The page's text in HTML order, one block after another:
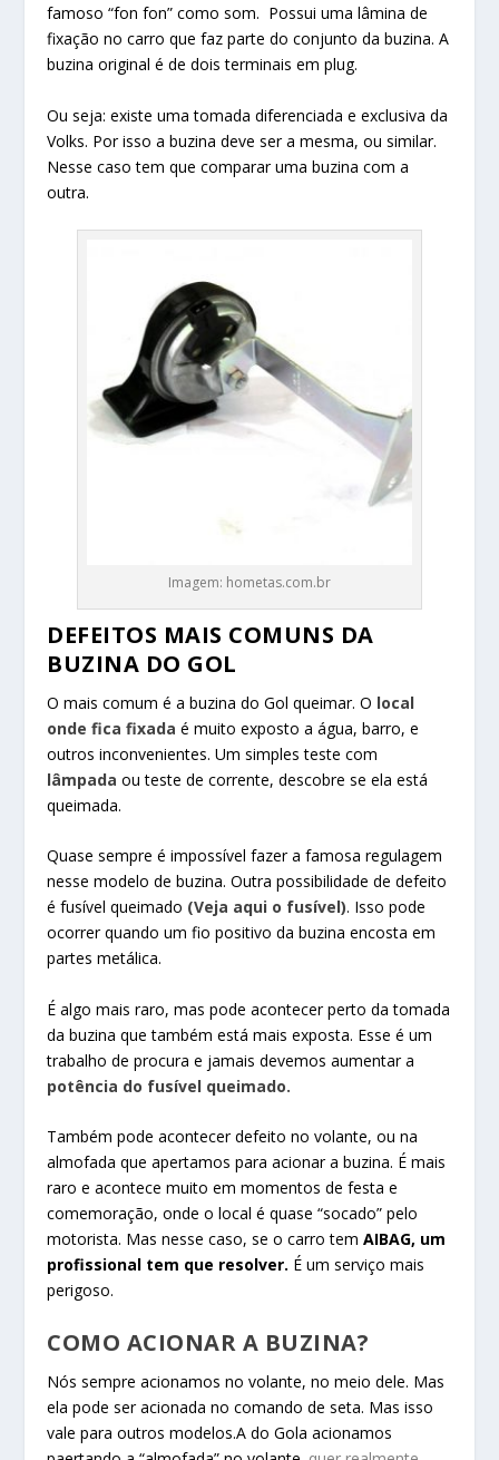
famoso “fon fon” como som. Possui uma lâmina de
fixação no carro que faz parte do conjunto da buzina. A
buzina original é de dois terminais em plug.
Ou seja: existe uma tomada diferenciada e exclusiva da
Volks. Por isso a buzina deve ser a mesma, ou similar.
Nesse caso tem que comparar uma buzina com a
outra.
Imagem: hometas.com.br
DEFEITOS MAIS COMUNS DA
BUZINA DO GOL
O mais comum é a buzina do Gol queimar. O local
onde fica fixada é muito exposto a água, barro, e
outros inconvenientes. Um simples teste com
lâmpada ou teste de corrente, descobre se ela está
queimada.
Quase sempre é impossível fazer a famosa regulagem
nesse modelo de buzina. Outra possibilidade de defeito
é fusível queimado (Veja aqui o fusível). Isso pode
ocorrer quando um fio positivo da buzina encosta em
partes metálica.
É algo mais raro, mas pode acontecer perto da tomada
da buzina que também está mais exposta. Esse é um
trabalho de procura e jamais devemos aumentar a
potência do fusível queimado.
Também pode acontecer defeito no volante, ou na
almofada que apertamos para acionar a buzina. É mais
raro e acontece muito em momentos de festa e
comemoração, onde o local é quase “socado” pelo
motorista. Mas nesse caso, se o carro temAIBAG, um
profissional tem que resolver. É um serviço mais
perigoso.
COMO ACIONAR A BUZINA?
Nós sempre acionamos no volante, no meio dele. Mas
ela pode ser acionada no comando de seta. Mas isso
vale para outros modelos.A do Gola acionamos